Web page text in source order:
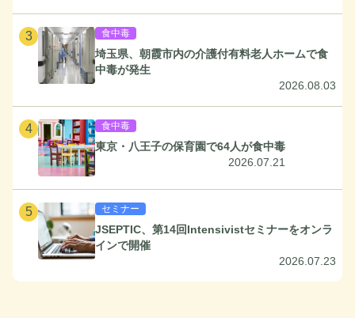
3 食中毒
埼玉県、朝霞市内の介護付有料老人ホームで食
中毒が発生
2026.08.03
4 食中毒
東京・八王子の保育園で64人が食中毒
2026.07.21
5 セミナー
JSEPTIC、第14回Intensivistセミナーをオンラ
インで開催
2026.07.23